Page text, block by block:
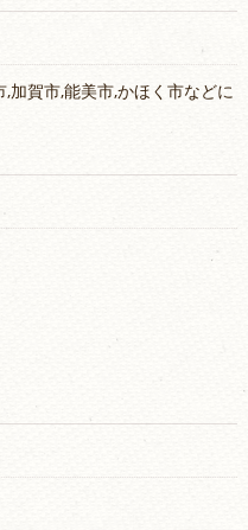
加賀市,能美市,かほく市などに